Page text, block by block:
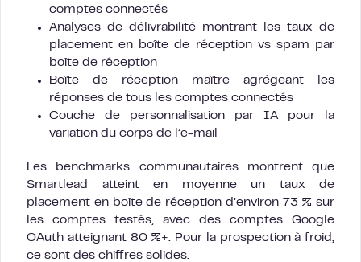
comptes connectés
Analyses de délivrabilité montrant les taux de
placement en boîte de réception vs spam par
boîte de réception
Boîte de réception maître agrégeant les
réponses de tous les comptes connectés
Couche de personnalisation par IA pour la
variation du corps de l’e-mail
Les benchmarks communautaires montrent que
Smartlead atteint en moyenne un taux de
placement en boîte de réception d’environ 73 % sur
les comptes testés, avec des comptes Google
OAuth atteignant 80 %+. Pour la prospection à froid,
ce sont des chiffres solides.